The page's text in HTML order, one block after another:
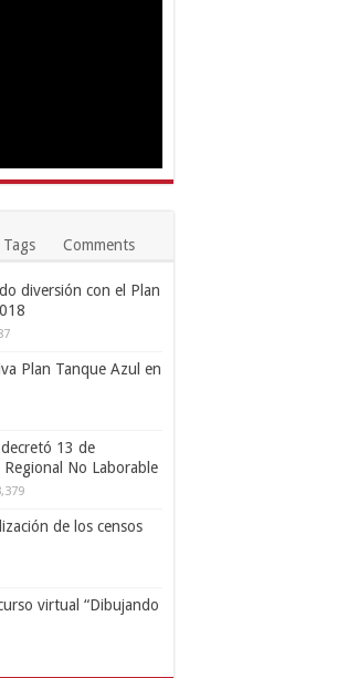
Tags Comments
diversión con el Plan
Plan Tanque Azul en
13 de
No Laborable
de los censos
virtual “Dibujando